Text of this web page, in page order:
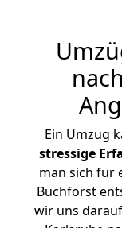
Ein Umzug
stressige
man sich für
Buchforst
wir uns